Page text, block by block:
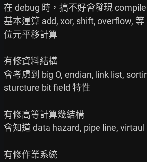
在 debug 時，搞不好會發現
基本運算 add, xor, shift, overflow, 等
位元平移計算
有修資料結構
會考慮到 big O, endian, link list,
sturcture bit field 特性
有修高等計算幾結構
會知道 data hazard, pipe line,
有修作業系統